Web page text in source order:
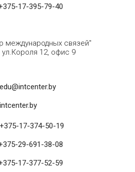
375-17-395-79-40
международных связей"
ул.Короля 12, офис 9
edu@intcenter.by
intcenter.by
+375-17-374-50-19
375-29-691-38-08
375-17-377-52-59